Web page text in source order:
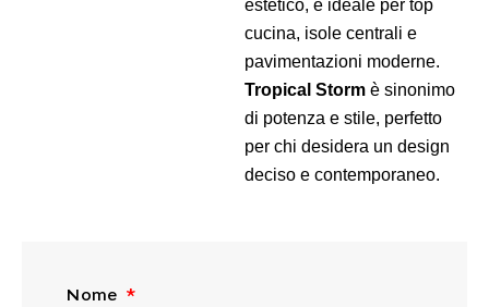
estetico, è ideale per top
cucina, isole centrali e
pavimentazioni moderne.
Tropical Storm è sinonimo
di potenza e stile, perfetto
per chi desidera un design
deciso e contemporaneo.
Nome